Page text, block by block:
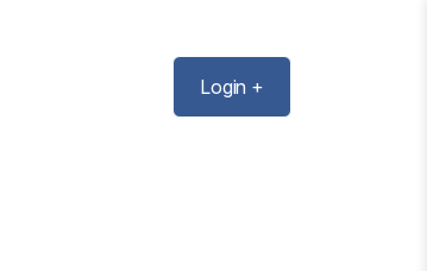
Login +